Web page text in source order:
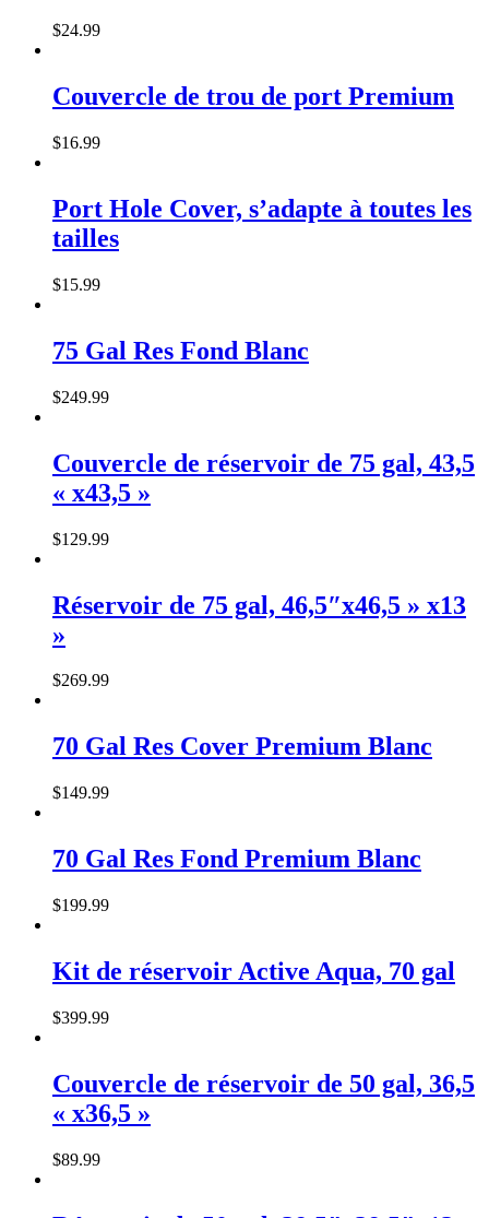
$24.99
Couvercle de trou de port Premium
$16.99
Port Hole Cover, s’adapte à toutes les
tailles
$15.99
75 Gal Res Fond Blanc
$249.99
Couvercle de réservoir de 75 gal, 43,5
« x43,5 »
$129.99
Réservoir de 75 gal, 46,5″x46,5 » x13
»
$269.99
70 Gal Res Cover Premium Blanc
$149.99
70 Gal Res Fond Premium Blanc
$199.99
Kit de réservoir Active Aqua, 70 gal
$399.99
Couvercle de réservoir de 50 gal, 36,5
« x36,5 »
$89.99